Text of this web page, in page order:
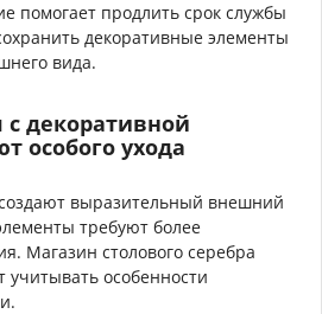
помогает продлить срок службы
декоративные элементы
вида.
декоративной
особого ухода
выразительный внешний
требуют более
Магазин столового серебра
особенности